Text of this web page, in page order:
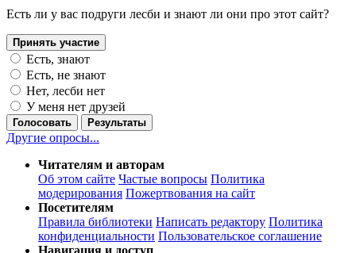
Есть ли у вас подруги лесби и знают ли они про этот сайт?
Принять участие
Есть, знают
Есть, не знают
Нет, лесби нет
У меня нет друзей
Голосовать Результаты
Другие опросы...
Читателям и авторам
Об этом сайте Частые вопросы Политика
модерирования Пожертвования на сайт
Посетителям
Правила библиотеки Написать редактору Политика
конфиденциальности Пользовательское соглашение
Навигация и доступ